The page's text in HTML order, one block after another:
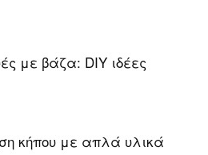
με βάζα: DIY ιδέες
κήπου με απλά υλικά